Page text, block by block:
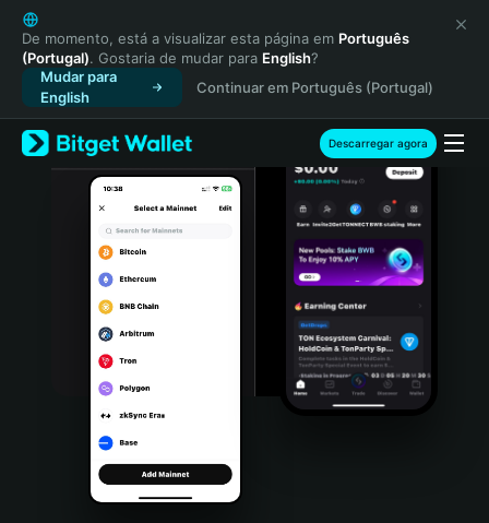
English
日本語
Tiếng Việt
Русский
Español (Latinoamérica)
Türkçe
Italiano
Português (Portugal)
Bahasa Indonesia
Português (Brasil)
Español (Argentina)
De momento, está a visualizar esta página em Português
(Portugal). Gostaria de mudar para English?
Mudar para
English
Continuar em Português (Portugal)
Descarregar agora